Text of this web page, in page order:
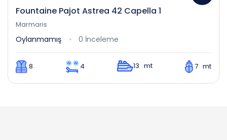
Fountaine Pajot Astrea 42 Capella 1
Marmaris
Oylanmamış 0 İnceleme
8 4 13 mt 7 mt